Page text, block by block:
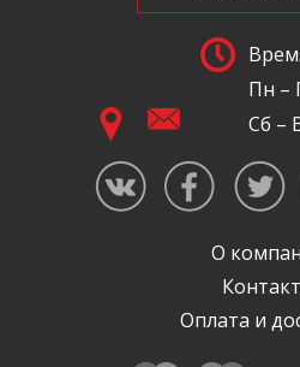
Пн –
Сб –
О
Оплата и